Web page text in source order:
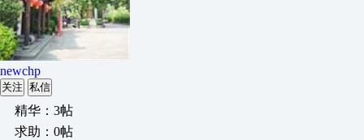
newchp
关注 私信
精华：3帖
求助：0帖